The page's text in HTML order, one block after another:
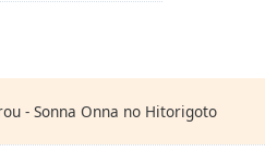
- Sonna Onna no Hitorigoto